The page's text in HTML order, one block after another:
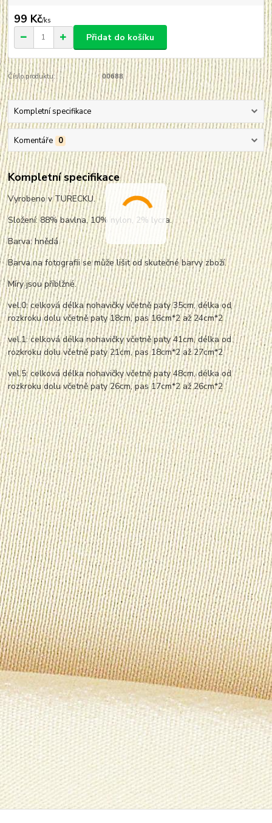
99 Kč/ks
Přidat do košíku
Číslo produktu: 00688
Kompletní specifikace
Komentáře 0
Kompletní specifikace
Vyrobeno v TURECKU.
Složení: 88% bavlna, 10% nylon, 2% lycra.
Barva: hnědá
Barva na fotografii se může lišit od skutečné barvy zboží.
Míry jsou přiblžné.
vel.0: celková délka nohavičky včetně paty 35cm, délka od
rozkroku dolu včetně paty 18cm, pas 16cm*2 až 24cm*2
vel.1: celková délka nohavičky včetně paty 41cm, délka od
rozkroku dolu včetně paty 21cm, pas 18cm*2 až 27cm*2
vel.5: celková délka nohavičky včetně paty 48cm, délka od
rozkroku dolu včetně paty 26cm, pas 17cm*2 až 26cm*2